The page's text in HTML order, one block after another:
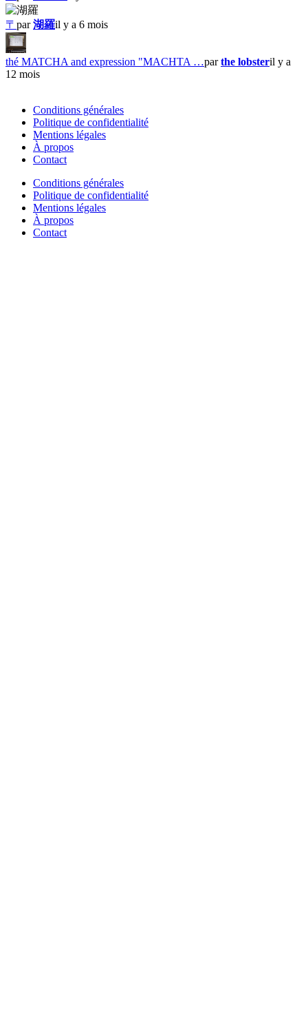
〒 par湖羅il y a 6 mois
thé MATCHA and expression "MACHTA …parthe lobsteril y a
12 mois
Conditions générales
Politique de confidentialité
Mentions légales
À propos
Contact
Conditions générales
Politique de confidentialité
Mentions légales
À propos
Contact